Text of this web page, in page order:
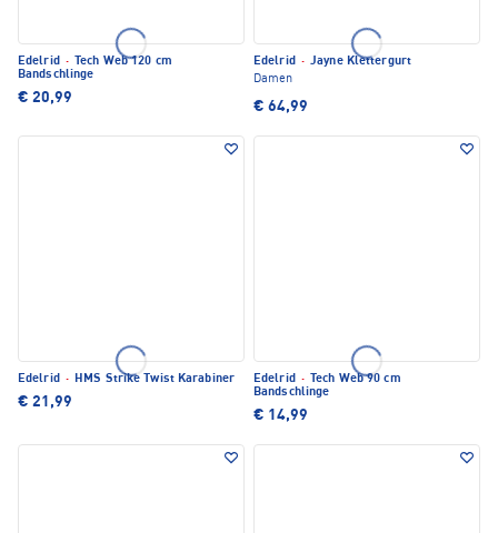
Edelrid ·
Tech Web 120 cm
Bandschlinge
€ 20,99
Edelrid · Jayne Klettergurt
Damen
€ 64,99
Edelrid · HMS Strike Twist Karabiner
€ 21,99
Edelrid ·
Tech Web 90 cm
Bandschlinge
€ 14,99